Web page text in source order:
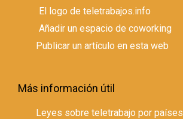
El logo de teletrabajos.info
Añadir un espacio de coworking
Publicar un artículo en esta web
Más información útil
Leyes sobre teletrabajo por países